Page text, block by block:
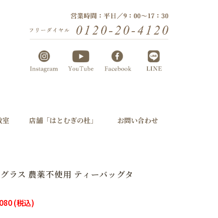
室 店舗「はとむぎの杜」 お問い合わせ
ラス 農薬不使用 ティーバッグタ
(税込)